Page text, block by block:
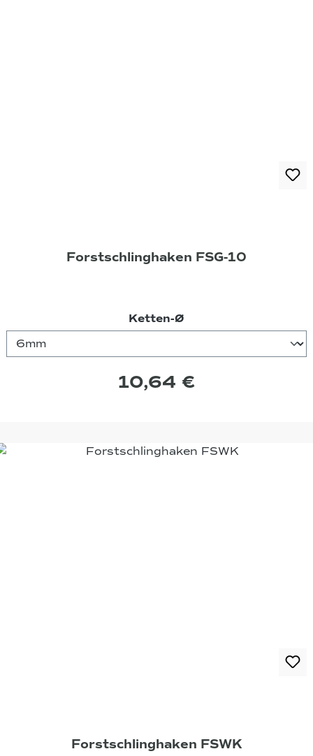
Forstschlinghaken FSG-10
Ketten-Ø
10,64 €
Forstschlinghaken FSWK